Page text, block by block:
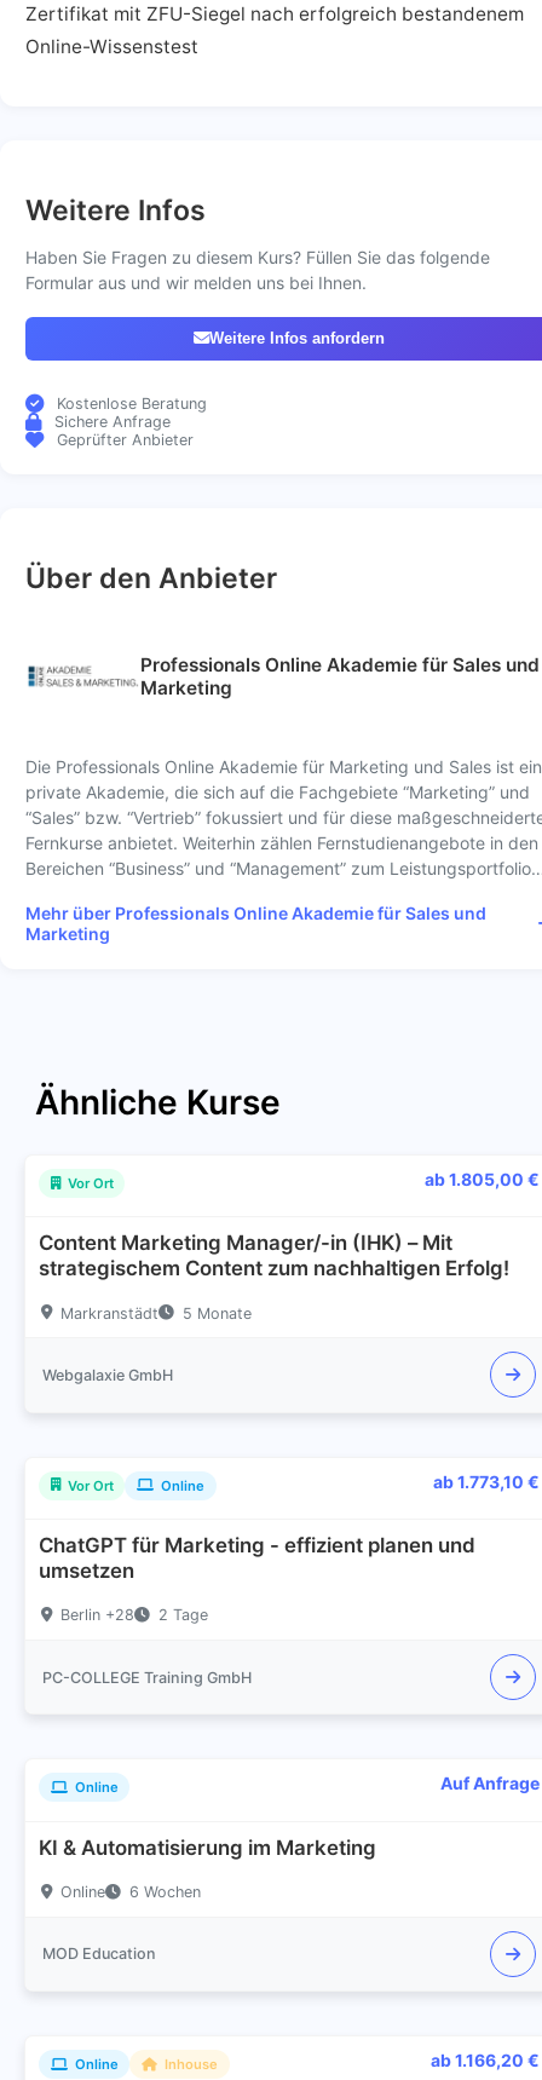
Zertifikat mit ZFU-Siegel nach erfolgreich bestandenem
Online-Wissenstest
Weitere Infos
Haben Sie Fragen zu diesem Kurs? Füllen Sie das folgende
Formular aus und wir melden uns bei Ihnen.
Weitere Infos anfordern
Kostenlose Beratung
Sichere Anfrage
Geprüfter Anbieter
Über den Anbieter
Professionals Online Akademie für Sales und
Marketing
Die Professionals Online Akademie für Marketing und Sales ist
private Akademie, die sich auf die Fachgebiete “Marketing” und
“Sales” bzw. “Vertrieb” fokussiert und für diese
Fernkurse anbietet. Weiterhin zählen Fernstudienangebote in den
Bereichen “Business” und “Management” zum
Mehr über Professionals Online Akademie für Sales und
Marketing
Ähnliche Kurse
Vor Ort ab 1.805,00 €
Content Marketing Manager/-in (IHK) – Mit
strategischem Content zum nachhaltigen Erfolg!
Markranstädt 5 Monate
Webgalaxie GmbH
Vor Ort Online ab 1.773,10 €
ChatGPT für Marketing - effizient planen und
umsetzen
Berlin +28 2 Tage
PC-COLLEGE Training GmbH
Online Auf Anfrage
KI & Automatisierung im Marketing
Online 6 Wochen
MOD Education
Online Inhouse ab 1.166,20 €